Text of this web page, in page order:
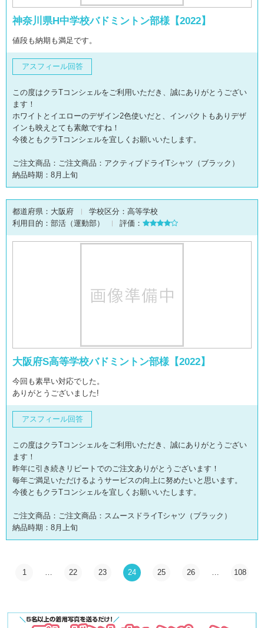
神奈川県H中学校バドミントン部様【2022】
値段も納期も満足です。
アスフィール回答
この度はクラTコンシェルをご利用いただき、誠にありがとうござい
ます！
ホワイトとイエローのデザイン2色使いだと、インパクトもありデザ
インも映えとても素敵ですね！
今後ともクラTコンシェルを宜しくお願いいたします。
ご注文商品：ご注文商品：アクティブドライTシャツ（ブラック）
納品時期：8月上旬
都道府県： 大阪府 学校区分： 高等学校
利用目的： 部活（運動部） 評価：
大阪府S高等学校バドミントン部様【2022】
今回も素早い対応でした。
ありがとうございました!
アスフィール回答
この度はクラTコンシェルをご利用いただき、誠にありがとうござい
ます！
昨年に引き続きリピートでのご注文ありがとうございます！
毎年ご満足いただけるようサービスの向上に努めたいと思います。
今後ともクラTコンシェルを宜しくお願いいたします。
ご注文商品：ご注文商品：スムースドライTシャツ（ブラック）
納品時期：8月上旬
1 … 22 23 24 25 26 … 108